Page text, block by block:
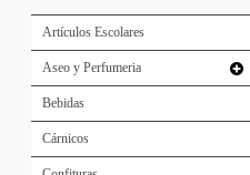
Artículos Escolares
Aseo y Perfumeria
Bebidas
Cárnicos